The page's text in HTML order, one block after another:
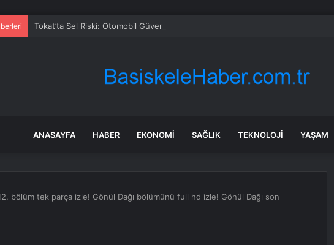
Tokat’ta Sel Riski: Otomobil Güvenli Alana Çekildi
ANASAYFA HABER EKONOMI SAĞLIK TEKNOLOJI YAŞAM
bölüm tek parça izle! Gönül Dağı bölümünü full hd izle! Gönül Dağı son